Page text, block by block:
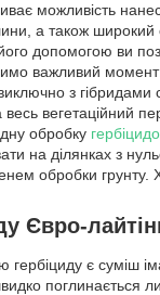
можливість
а також широкий
допомогою ви
важливий
з гібридами
весь вегетаційний
обробку
на ділянках з
обробки грунту.
Євро-
є суміш
поглинається